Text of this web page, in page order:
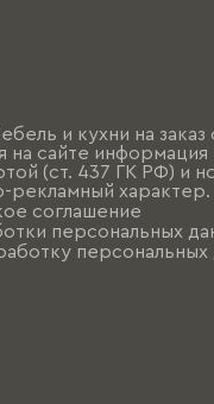
и кухни на
на сайте информация
(ст. 437 ГК РФ) и
рекламный характер.
соглашение
персональных
персональных